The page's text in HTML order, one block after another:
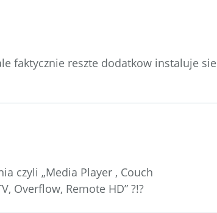
faktycznie reszte dodatkow instaluje sie
czyli „Media Player , Couch
Overflow, Remote HD” ?!?